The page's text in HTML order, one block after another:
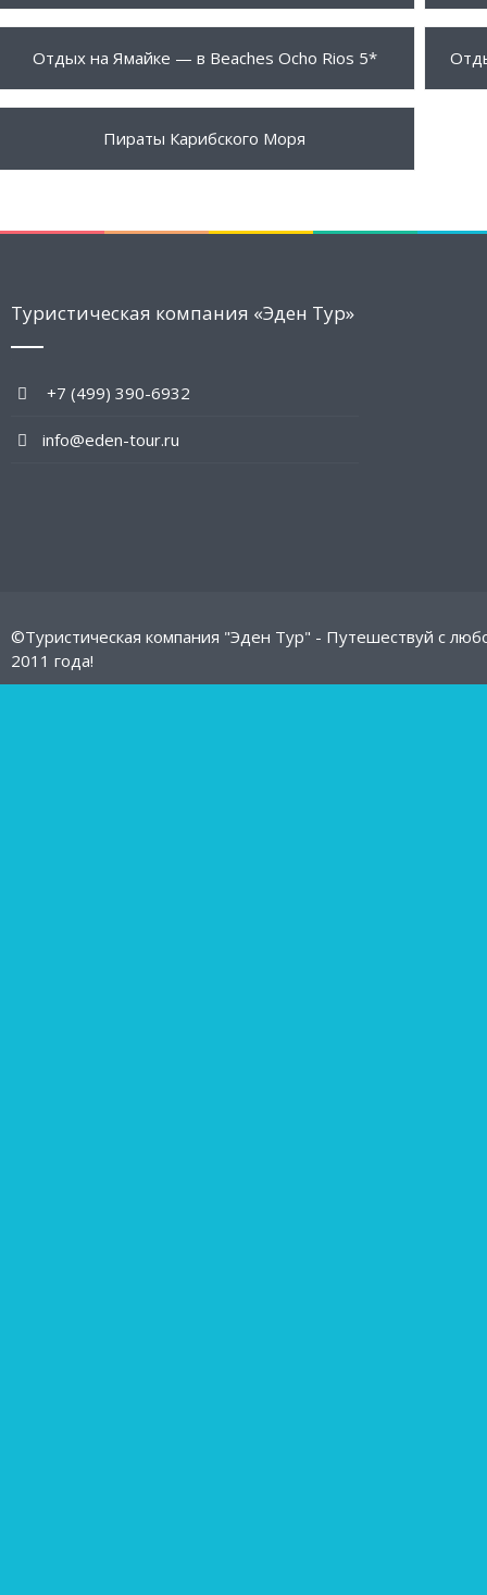
2090 $ ПОДРОБНЕЕ
Отдых на Ямайке — в Beaches Ocho Rios 5*
ПОДРОБНЕЕ
Пираты Карибского Моря
Туристическая компания «Эден Тур»
+7 (499) 390-6932
info@eden-tour.ru
©Туристическая компания "Эден Тур" - Путешествуй с
2011 года!